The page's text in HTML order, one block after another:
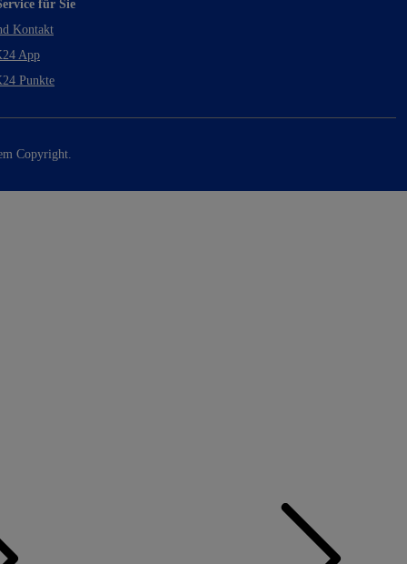
für Sie
Kontakt
App
Punkte
Copyright.